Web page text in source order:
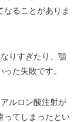
なることがありま
りすぎたり、顎
た失敗です。
ルロン酸注射が
ってしまったとい